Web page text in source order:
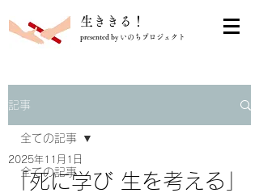
​生ききる！
presented by いのちプロジェクト
記事
全ての記事
全ての記事
「死に学び 生を考える」
2025年11月1日